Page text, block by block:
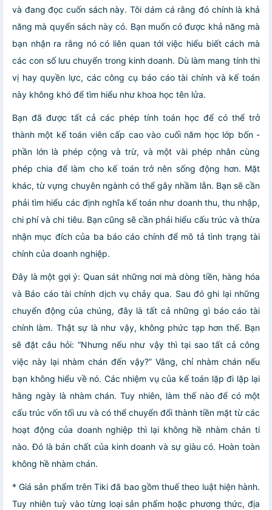
và đang đọc cuốn sách này. Tôi dám cá rằng đó chính là khả
năng mà quyển sách này có. Bạn muốn có được khả năng mà
bạn nhận ra rằng nó có liên quan tới việc hiểu biết cách mà
các con số lưu chuyển trong kinh doanh. Dù làm mang tính thi
vị hay quyền lực, các công cụ báo cáo tài chính và kế toán
này không khó để tìm hiểu như khoa học tên lửa.
Bạn đã được tất cả các phép tính toán học để có thể trở
thành một kế toán viên cấp cao vào cuối năm học lớp bốn -
phần lớn là phép cộng và trừ, và một vài phép nhân cùng
phép chia để làm cho kế toán trở nên sống động hơn. Mặt
khác, từ vựng chuyên ngành có thể gây nhầm lẫn. Bạn sẽ cần
phải tìm hiểu các định nghĩa kế toán như doanh thu, thu nhập,
chi phí và chi tiêu. Bạn cũng sẽ cần phải hiểu cấu trúc và thừa
nhận mục đích của ba báo cáo chính để mô tả tình trạng tài
chính của doanh nghiệp.
Đây là một gợi ý: Quan sát những nơi mà dòng tiền, hàng hóa
và Báo cáo tài chính dịch vụ chảy qua. Sau đó ghi lại những
chuyển động của chúng, đây là tất cả những gì báo cáo tài
chính làm. Thật sự là như vậy, không phức tạp hơn thế. Bạn
sẽ đặt câu hỏi: “Nhưng nếu như vậy thì tại sao tất cả công
việc này lại nhàm chán đến vậy?” Vâng, chỉ nhàm chán nếu
bạn không hiểu về nó. Các nhiệm vụ của kế toán lặp đi lặp lại
hằng ngày là nhàm chán. Tuy nhiên, làm thế nào để có một
cấu trúc vốn tối ưu và có thể chuyển đổi thành tiền mặt từ các
hoạt động của doanh nghiệp thì lại không hề nhàm chán tí
nào. Đó là bản chất của kinh doanh và sự giàu có. Hoàn toàn
không hề nhàm chán.
* Giá sản phẩm trên Tiki đã bao gồm thuế theo luật hiện hành.
Tuy nhiên tuỳ vào từng loại sản phẩm hoặc phương thức, địa